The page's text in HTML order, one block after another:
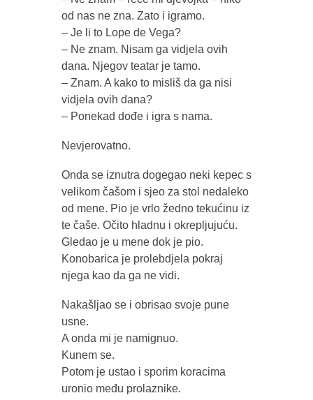
od nas ne zna. Zato i igramo.
– Je li to Lope de Vega?
– Ne znam. Nisam ga vidjela ovih
dana. Njegov teatar je tamo.
– Znam. A kako to misliš da ga nisi
vidjela ovih dana?
– Ponekad dođe i igra s nama.
Nevjerovatno.
Onda se iznutra dogegao neki kepec s
velikom čašom i sjeo za stol nedaleko
od mene. Pio je vrlo žedno tekućinu iz
te čaše. Očito hladnu i okrepljujuću.
Gledao je u mene dok je pio.
Konobarica je prolebdjela pokraj
njega kao da ga ne vidi.
Nakašljao se i obrisao svoje pune
usne.
A onda mi je namignuo.
Kunem se.
Potom je ustao i sporim koracima
uronio među prolaznike.